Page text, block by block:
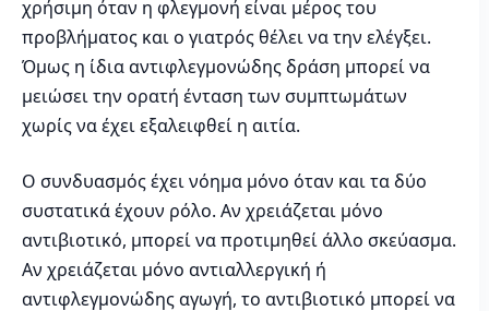
χρήσιμη όταν η φλεγμονή είναι μέρος του
προβλήματος και ο γιατρός θέλει να την ελέγξει.
Όμως η ίδια αντιφλεγμονώδης δράση μπορεί να
μειώσει την ορατή ένταση των συμπτωμάτων
χωρίς να έχει εξαλειφθεί η αιτία.
Ο συνδυασμός έχει νόημα μόνο όταν και τα δύο
συστατικά έχουν ρόλο. Αν χρειάζεται μόνο
αντιβιοτικό, μπορεί να προτιμηθεί άλλο σκεύασμα.
Αν χρειάζεται μόνο αντιαλλεργική ή
αντιφλεγμονώδης αγωγή, το αντιβιοτικό μπορεί να